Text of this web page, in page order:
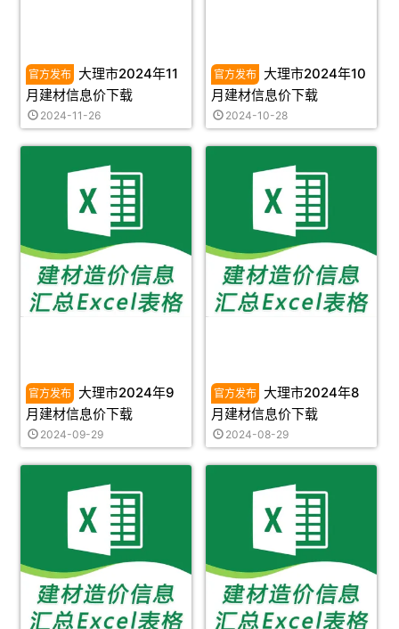
大理市2024年11
月建材信息价下载
2024-11-26
大理市2024年10
月建材信息价下载
2024-10-28
大理市2024年9
月建材信息价下载
2024-09-29
大理市2024年8
月建材信息价下载
2024-08-29